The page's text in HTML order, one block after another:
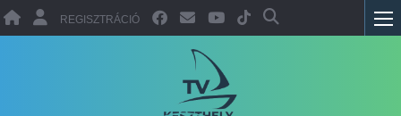
REGISZTRÁCIÓ